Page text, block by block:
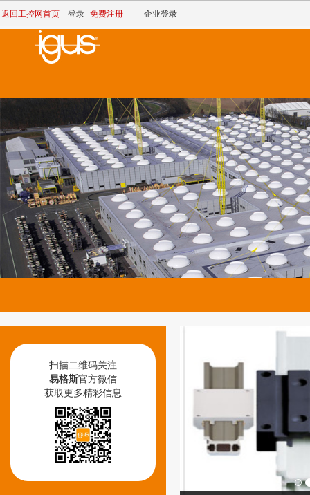
返回工控网首页 登录 免费注册 企业登录
扫描二维码关注
易格斯官方微信
获取更多精彩信息